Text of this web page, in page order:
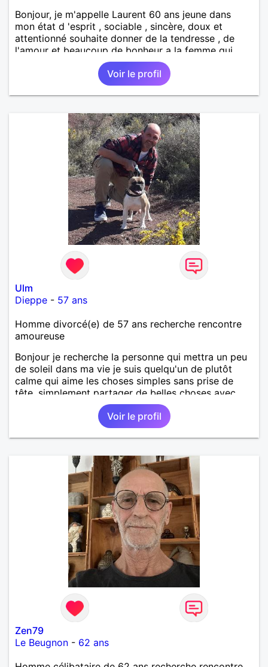
Bonjour, je m'appelle Laurent 60 ans jeune dans
mon état d 'esprit , sociable , sincère, doux et
attentionné souhaite donner de la tendresse , de
l'amour et beaucoup de bonheur a la femme qui
souhaitera partager ma vie . Bientôt en retraite a la
fin de l 'année et libre de toute contrainte. Digne de
confiance à la femme qui voudras m 'en accorder
en toute sincérité. Pour le reste venez me découvrir
Voir le profil
Ulm
Dieppe - 57 ans
Homme divorcé(e) de 57 ans recherche rencontre
amoureuse
Bonjour je recherche la personne qui mettra un peu
de soleil dans ma vie je suis quelqu'un de plutôt
calme qui aime les choses simples sans prise de
tête, simplement partager de belles choses avec
une personne qui me ressemble .
Voir le profil
Zen79
Le Beugnon - 62 ans